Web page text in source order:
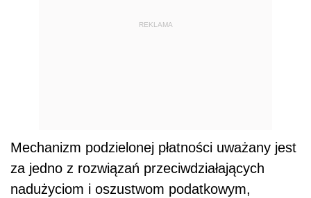
REKLAMA
Mechanizm podzielonej płatności uważany jest
za jedno z rozwiązań przeciwdziałających
nadużyciom i oszustwom podatkowym,